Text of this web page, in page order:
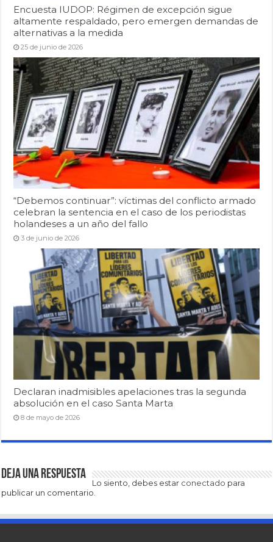
Encuesta IUDOP: Régimen de excepción sigue
altamente respaldado, pero emergen demandas de
alternativas a la medida
25 de junio de 2026
“Debemos continuar”: víctimas del conflicto armado
celebran la sentencia en el caso de los periodistas
holandeses a un año del fallo
3 de junio de 2026
Declaran inadmisibles apelaciones tras la segunda
absolución en el caso Santa Marta
8 de mayo de 2026
Deja una respuesta
Lo siento, debes estar conectado para
publicar un comentario.